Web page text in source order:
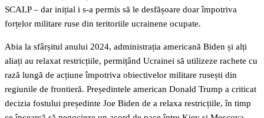
SCALP – dar inițial i s-a permis să le desfășoare doar împotriva
forțelor militare ruse din teritoriile ucrainene ocupate.
Abia la sfârșitul anului 2024, administrația americană Biden și alți
aliați au relaxat restricțiile, permițând Ucrainei să utilizeze rachete cu
rază lungă de acțiune împotriva obiectivelor militare rusești din
regiunile de frontieră. Președintele american Donald Trump a criticat
decizia fostului președinte Joe Biden de a relaxa restricțiile, în timp